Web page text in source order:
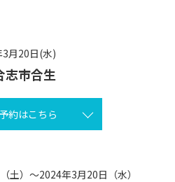
月20日(水)
志市合生
約はこちら
土）～2024年3月20日（水）